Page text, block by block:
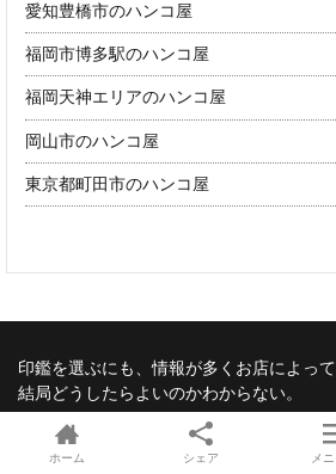
愛知豊橋市のハンコ屋
福岡市博多駅のハンコ屋
福岡天神エリアのハンコ屋
岡山市のハンコ屋
東京都町田市のハンコ屋
印鑑を選ぶにも、情報が多くお店によっ
結局どうしたらよいのかわからない。
印鑑登録や戸籍の届出の書き方を調べて
では基本的な内容を少し書いているだけ
ホーム シェア メ